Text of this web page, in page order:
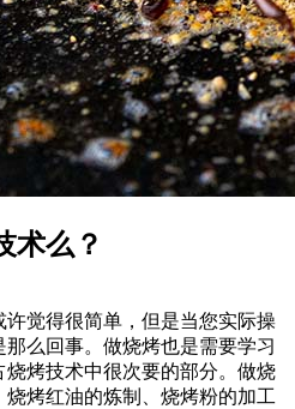
术么？
觉得很简单，但是当您实际操
么回事。做烧烤也是需要学习
烤技术中很次要的部分。做烧
烤红油的炼制、烧烤粉的加工